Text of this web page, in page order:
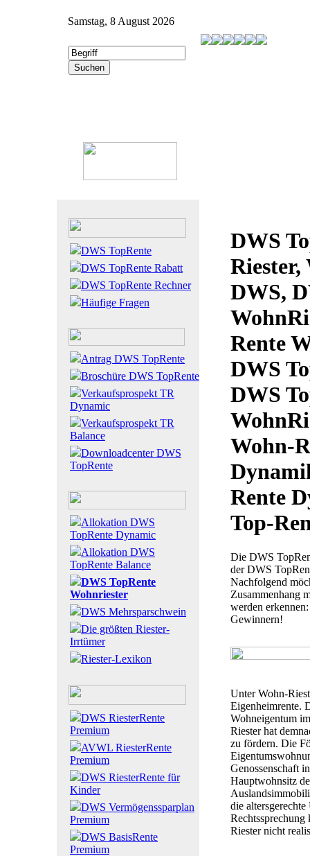
Samstag, 8 August 2026
DWS TopRente
DWS TopRente Rabatt
DWS TopRente Rechner
Häufige Fragen
Antrag DWS TopRente
Broschüre DWS TopRente
Verkaufsprospekt TR
Dynamic
Verkaufsprospekt TR
Balance
Downloadcenter DWS
TopRente
Allokation DWS
TopRente Dynamic
Allokation DWS
TopRente Balance
DWS TopRente
Wohnriester
DWS Mehrsparschwein
Die größten Riester-
Irrtümer
Riester-Lexikon
DWS RiesterRente
Premium
AVWL RiesterRente
Premium
DWS RiesterRente für
Kinder
DWS Vermögenssparplan
Premium
DWS BasisRente
Premium
DWS
Riester,
DWS,
Rente
DWS
DWS
Wohn-
Rente
Top-
Die DWS
der DWS
Nachfolgend
Zusammenhang
werden
Gewinnern!
Unter Wohn-
Eigenheimrente.
Wohneigentum
Riester hat
zu fördern. Die
Genossenschaft
Hauptwohnsitz
die
Riester nicht